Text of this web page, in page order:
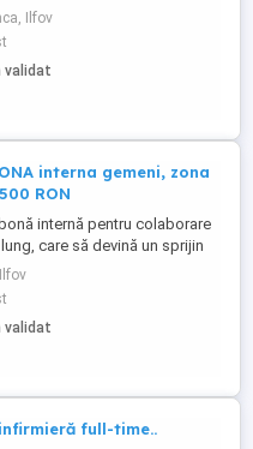
harnica si fara probleme cu
a se alatura echipei
incheie contract de munca din
de lucru foarte placut.
Ilfov
validat
interna gemeni, zona
RON
internă pentru colaborare
care să devină un sprijin
familia noastră și să ofere
stabil, cald și echilibrat.
1. Experiență dovedită ca
(live-in)* acesta este cel mai
validat
full-time..